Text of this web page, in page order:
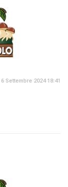
6 Settembre 2024 18:41